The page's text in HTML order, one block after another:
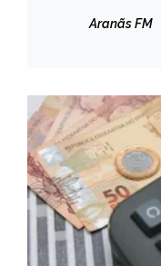
Aranãs FM